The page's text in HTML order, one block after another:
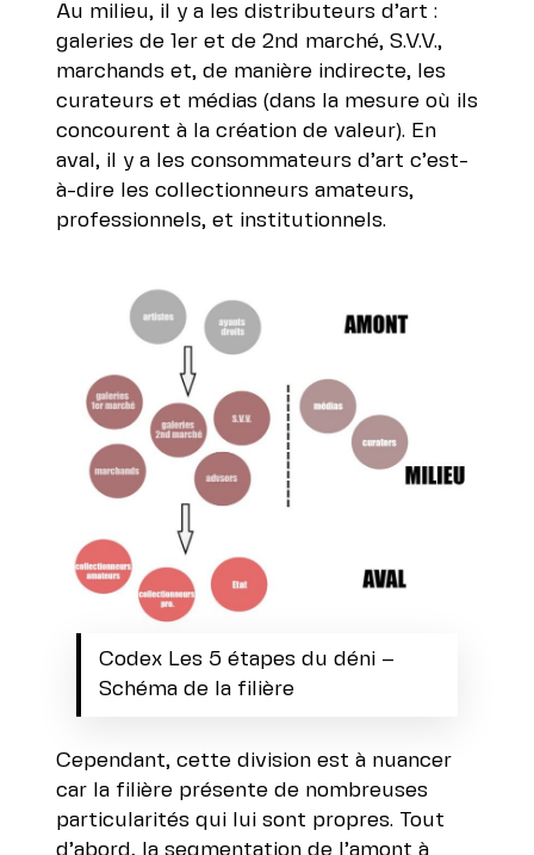
Au milieu, il y a les distributeurs d’art :
galeries de 1er et de 2nd marché, S.V.V.,
marchands et, de manière indirecte, les
curateurs et médias (dans la mesure où ils
concourent à la création de valeur). En
aval, il y a les consommateurs d’art c’est-
à-dire les collectionneurs amateurs,
professionnels, et institutionnels.
Codex Les 5 étapes du déni –
Schéma de la filière
Cependant, cette division est à nuancer
car la filière présente de nombreuses
particularités qui lui sont propres. Tout
d’abord, la segmentation de l’amont à